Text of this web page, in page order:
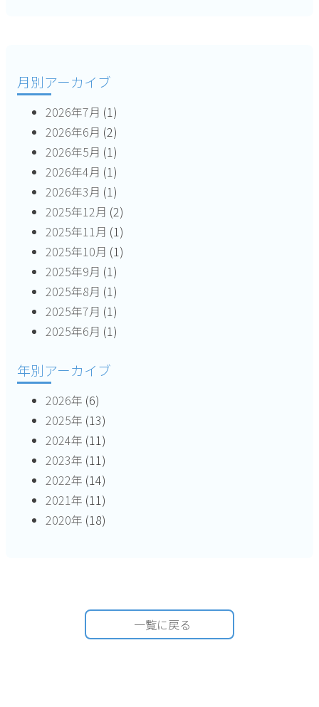
シ月別アーカイブ
2026年7月 (1)
2026年6月 (2)
2026年5月 (1)
2026年4月 (1)
2026年3月 (1)
2025年12月 (2)
2025年11月 (1)
2025年10月 (1)
2025年9月 (1)
2025年8月 (1)
2025年7月 (1)
2025年6月 (1)
年別アーカイブ
2026年 (6)
2025年 (13)
2024年 (11)
2023年 (11)
2022年 (14)
2021年 (11)
2020年 (18)
一覧に戻る